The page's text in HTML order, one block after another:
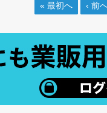
« 最初へ ‹ 前